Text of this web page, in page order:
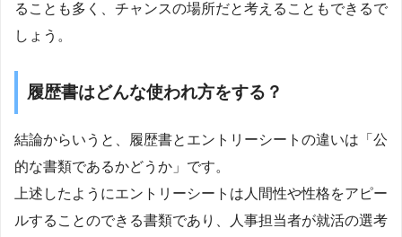
ることも多く、チャンスの場所だと考えることもできるで
しょう。
履歴書はどんな使われ方をする？
結論からいうと、履歴書とエントリーシートの違いは「公
的な書類であるかどうか」です。
上述したようにエントリーシートは人間性や性格をアピー
ルすることのできる書類であり、人事担当者が就活の選考